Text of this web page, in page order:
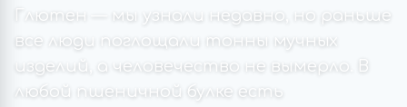
Глютен — мы узнали недавно, но раньше
все люди поглощали тонны мучных
изделий, а человечество не вымерло. В
любой пшеничной булке есть